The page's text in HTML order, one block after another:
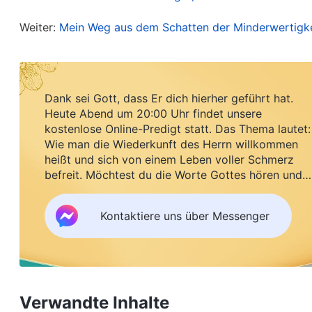
Wahrheitsgrundsätzen. Stattdessen dachte ich
meinem Vater zu gehen, um mit ihm zu reden
verursachen. So würde er nicht entfernt
eine Chance, errettet zu werden. Hätte ich
Gewissen und Vernunft besessen, hätte ich auf
ehrlich über das Verhalten schreiben sollen, von
aus Zuneigung und wollte nur über sein gutes
Verhalten entweder beschönigte oder ausließ.
Herz? Als ich das erkannte, schrieb ich alle
schickte den Bericht dann an die Brüder und
Eine Weile später sah ich die Mitteilung über die
Weiter: Mein Weg aus dem Schatten der
Dank sei Gott, dass Er dich hierher geführt hat.
Heute Abend um 20:00 Uhr findet unsere
kostenlose Online-Predigt statt. Das Thema lautet:
Wie man die Wiederkunft des Herrn willkommen
heißt und sich von einem Leben voller Schmerz
befreit. Möchtest du die Worte Gottes hören und
Segen empfangen?
Kontaktiere uns über Messenger
Verwandte Inhalte